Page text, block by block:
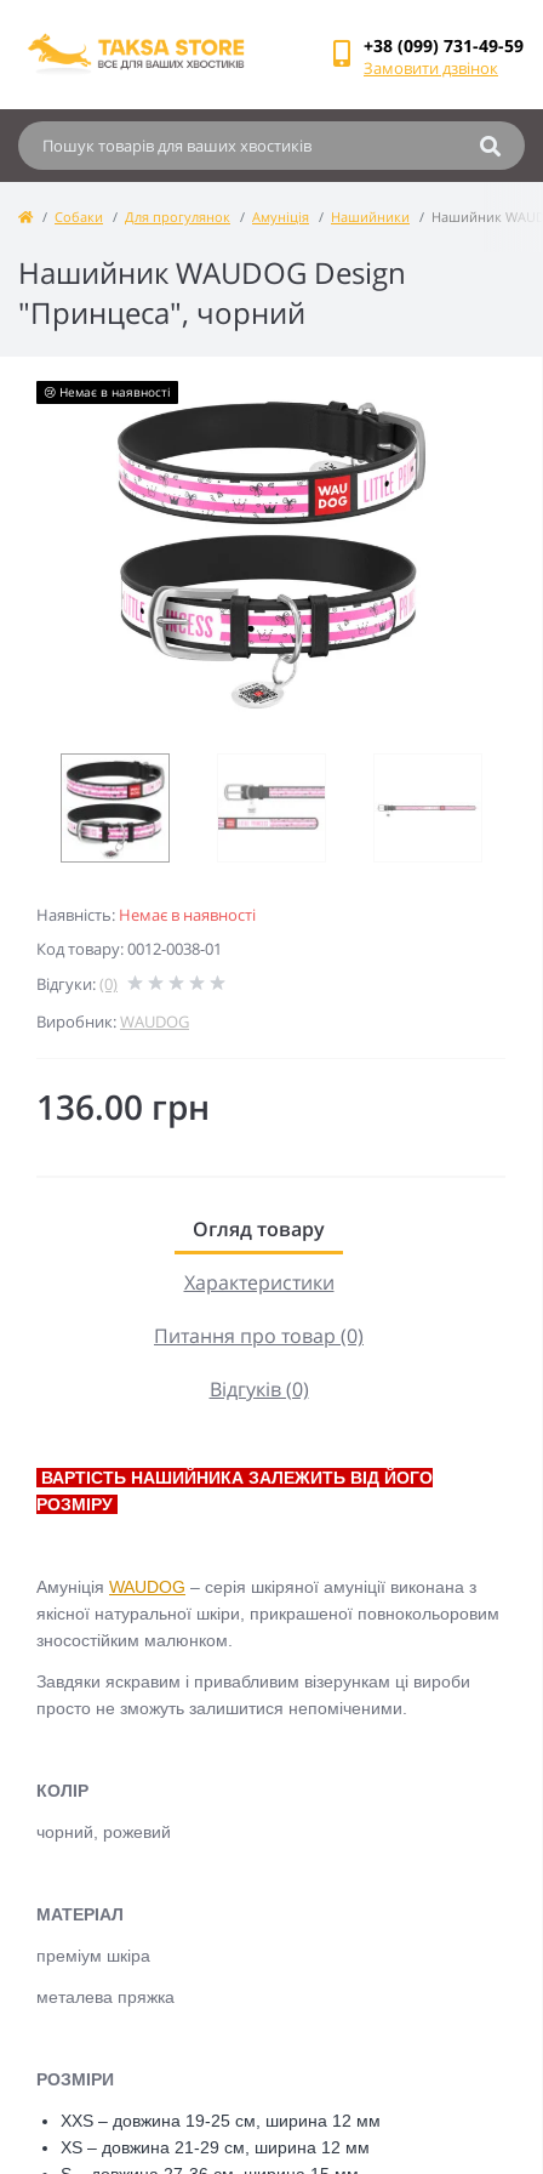
+38 (099) 731-49-59
Замовити дзвінок
Собаки Для прогулянок Амуніція Нашийники Нашийник
Нашийник WAUDOG Design
"Принцеса", чорний
Наявність: Немає в наявності
Код товару: 0012-0038-01
Відгуки:(0)
Виробник:WAUDOG
😢 Немає в наявності
136.00 грн
Огляд товару
Характеристики
Питання про товар (0)
Відгуків (0)
ВАРТІСТЬ НАШИЙНИКА ЗАЛЕЖИТЬ ВІД ЙОГО
РОЗМІРУ
Амуніція WAUDOG – серія шкіряної амуніції виконана з
якісної натуральної шкіри, прикрашеної повнокольоровим
зносостійким малюнком.
Завдяки яскравим і привабливим візерункам ці вироби
просто не зможуть залишитися непоміченими.
КОЛІР
чорний, рожевий
МАТЕРІАЛ
преміум шкіра
металева пряжка
РОЗМІРИ
XXS – довжина 19-25 см, ширина 12 мм
XS – довжина 21-29 см, ширина 12 мм